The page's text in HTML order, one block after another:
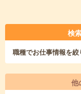
検
職種でお仕事情報を絞
他